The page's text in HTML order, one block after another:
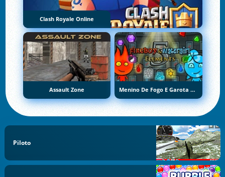
Clash Royale Online
Assault Zone Menino De Fogo E Garota De Água 5: Elementos
Piloto